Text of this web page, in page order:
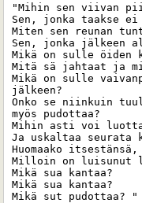
"Mihin sen viivan
Sen, jonka taakse ei
Miten sen reunan
Sen, jonka jälkeen
Mikä on sulle öiden
Mitä sä jahtaat ja
Mikä on sulle
jälkeen?
Onko se niinkuin
myös pudottaa?
Mihin asti voi
Ja uskaltaa seurata
Huomaako itsestänsä,
Milloin on luisunut
Mikä sua kantaa?
Mikä sua kantaa?
Mikä sut pudottaa? "